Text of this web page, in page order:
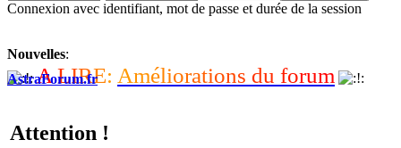
Connexion avec identifiant, mot de passe et durée de la session
Nouvelles:
A LIRE: Améliorations du forum
AstraForum.fr
Attention !